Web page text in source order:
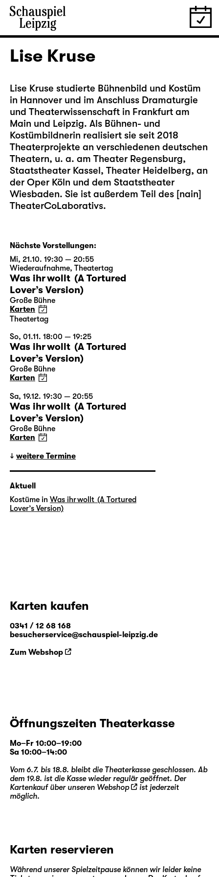
Lise Kruse
Lise Kruse studierte Bühnenbild und Kostüm
in Hannover und im Anschluss Dramaturgie
und Theaterwissenschaft in Frankfurt am
Main und Leipzig. Als Bühnen- und
Kostümbildnerin realisiert sie seit 2018
Theaterprojekte an verschiedenen deutschen
Theatern, u. a. am Theater Regensburg,
Staatstheater Kassel, Theater Heidelberg, an
der Oper Köln und dem Staatstheater
Wiesbaden. Sie ist außerdem Teil des [nain]
TheaterCoLaborativs.
Nächste Vorstellungen:
Mi, 21.10. 19:30 — 20:55
Wiederaufnahme, Theatertag
Was ihr wollt (A Tortured
Lover’s Version)
Große Bühne
Karten
Theatertag
So, 01.11. 18:00 — 19:25
Was ihr wollt (A Tortured
Lover’s Version)
Große Bühne
Karten
Sa, 19.12. 19:30 — 20:55
Was ihr wollt (A Tortured
Lover’s Version)
Große Bühne
Karten
weitere Termine
Aktuell
Kostüme in Was ihr wollt (A Tortured
Lover’s Version)
Karten kaufen
0341 / 12 68 168
besucherservice@schauspiel-leipzig.de
Zum Webshop
Öffnungszeiten Theaterkasse
Mo–Fr 10:00–19:00
Sa 10:00–14:00
Vom 6.7. bis 18.8. bleibt die Theaterkasse geschlossen. Ab
dem 19.8. ist die Kasse wieder regulär geöffnet. Der
Kartenkauf über unseren Webshop
ist jederzeit
möglich.
Karten reservieren
Während unserer Spielzeitpause können wir leider keine